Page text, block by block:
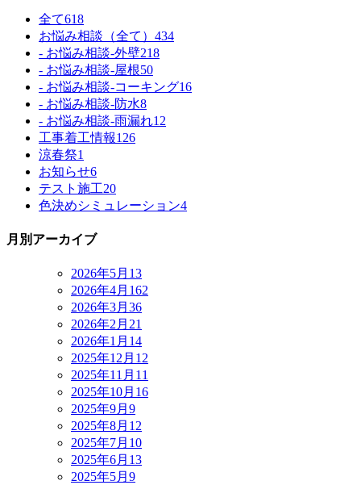
全て618
お悩み相談（全て） 434
- お悩み相談-外壁218
- お悩み相談-屋根50
- お悩み相談-コーキング16
- お悩み相談-防水8
- お悩み相談-雨漏れ12
工事着工情報126
涼春祭1
お知らせ6
テスト施工20
色決めシミュレーション4
月別アーカイブ
2026年5月 13
2026年4月 162
2026年3月 36
2026年2月 21
2026年1月 14
2025年12月 12
2025年11月 11
2025年10月 16
2025年9月 9
2025年8月 12
2025年7月 10
2025年6月 13
2025年5月 9